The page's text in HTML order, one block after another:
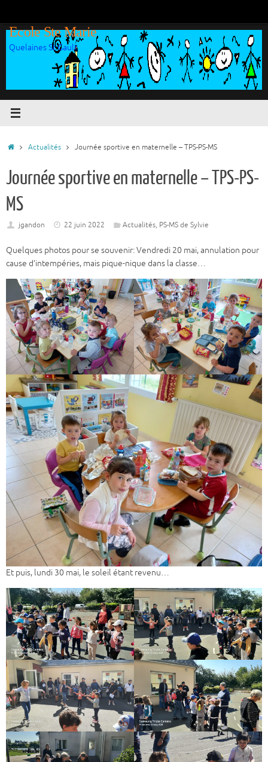
contenu
Ecole Ste Marie
Quelaines St Gault
Accueil
Actualités Journée sportive en maternelle – TPS-PS-MS
Journée sportive en maternelle – TPS-PS-
MS
jgandon 22 juin 2022 Actualités, PS-MS de Sylvie
Quelques photos pour se souvenir: Vendredi 20 mai, annulation pour
cause d’intempéries, mais pique-nique dans la classe…
Et puis, lundi 30 mai, le soleil étant revenu…